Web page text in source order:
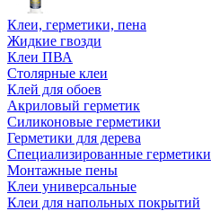
Клеи, герметики, пена
Жидкие гвозди
Клеи ПВА
Столярные клеи
Клей для обоев
Акриловый герметик
Силиконовые герметики
Герметики для дерева
Специализированные герметики
Монтажные пены
Клеи универсальные
Клеи для напольных покрытий